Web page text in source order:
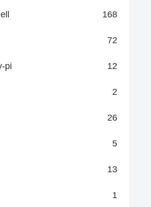
168
72
pi 12
2
26
5
13
1